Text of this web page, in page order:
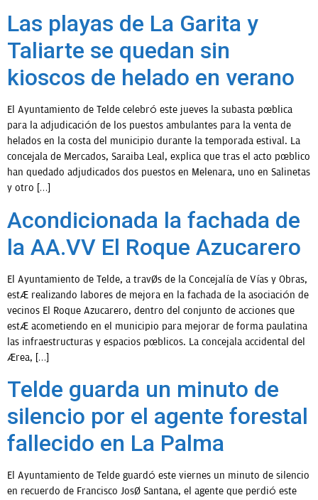
Las playas de La Garita y
Taliarte se quedan sin
kioscos de helado en verano
El Ayuntamiento de Telde celebró este jueves la subasta pública
para la adjudicación de los puestos ambulantes para la venta de
helados en la costa del municipio durante la temporada estival. La
concejala de Mercados, Saraiba Leal, explica que tras el acto público
han quedado adjudicados dos puestos en Melenara, uno en Salinetas
y otro […]
Acondicionada la fachada de
la AA.VV El Roque Azucarero
El Ayuntamiento de Telde, a través de la Concejalía de Vías y Obras,
está realizando labores de mejora en la fachada de la asociación de
vecinos El Roque Azucarero, dentro del conjunto de acciones que
está acometiendo en el municipio para mejorar de forma paulatina
las infraestructuras y espacios públicos. La concejala accidental del
área, […]
Telde guarda un minuto de
silencio por el agente forestal
fallecido en La Palma
El Ayuntamiento de Telde guardó este viernes un minuto de silencio
en recuerdo de Francisco José Santana, el agente que perdió este